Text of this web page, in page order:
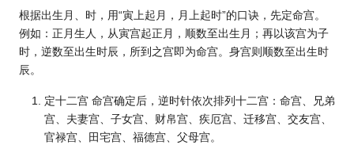
根据出生月、时，用“寅上起月，月上起时”的口诀，先定命宫。
例如：正月生人，从寅宫起正月，顺数至出生月；再以该宫为子
时，逆数至出生时辰，所到之宫即为命宫。身宫则顺数至出生时
辰。
定十二宫 命宫确定后，逆时针依次排列十二宫：命宫、兄弟
宫、夫妻宫、子女宫、财帛宫、疾厄宫、迁移宫、交友宫、
官禄宫、田宅宫、福德宫、父母宫。